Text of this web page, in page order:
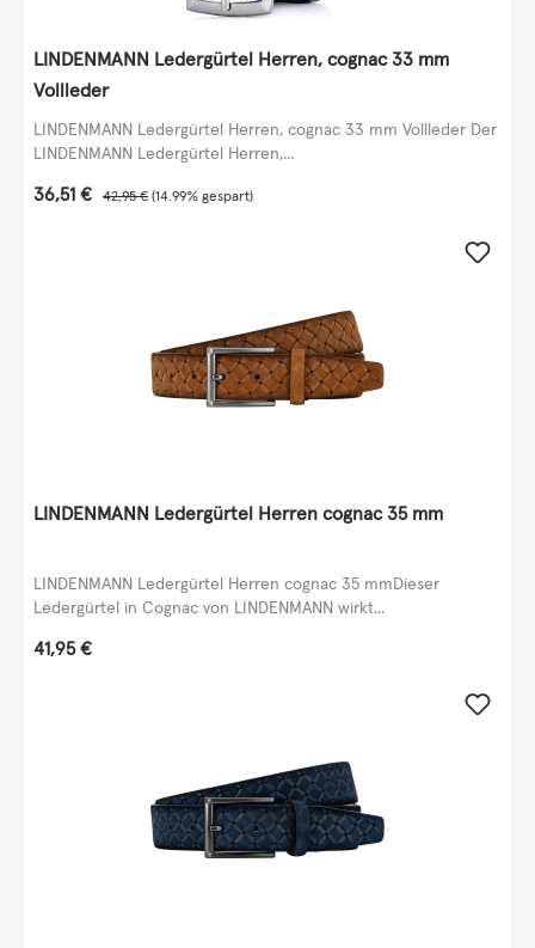
LINDENMANN Ledergürtel Herren, cognac 33 mm
Vollleder
LINDENMANN Ledergürtel Herren, cognac 33 mm Vollleder Der
LINDENMANN Ledergürtel Herren,...
Verkaufspreis:
36,51 € Regulärer Preis:
42,95 € (14.99% gespart)
LINDENMANN Ledergürtel Herren cognac 35 mm
LINDENMANN Ledergürtel Herren cognac 35 mmDieser
Ledergürtel in Cognac von LINDENMANN wirkt...
Regulärer Preis:
41,95 €